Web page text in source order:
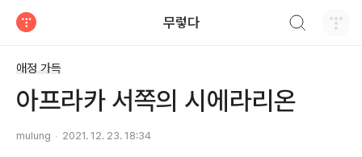
무렇다
애정 가득
아프라카 서쪽의 시에라리온
mulung 2021. 12. 23. 18:34